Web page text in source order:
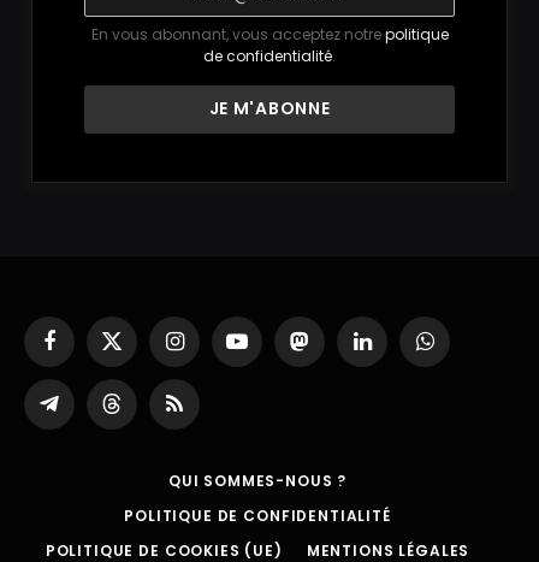
En vous abonnant, vous acceptez notrepolitique
de confidentialité.
Facebook
X
(Twitter)
InstagramYouTubeMastodonLinkedInWhatsApp
Partager
sur
ThreadsRSS
QUI SOMMES-NOUS ?
POLITIQUE DE CONFIDENTIALITÉ
POLITIQUE DE COOKIES (UE)
MENTIONS LÉGALES